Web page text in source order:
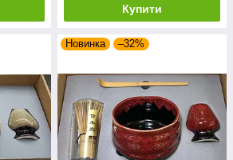
Купити
Новинка –32%